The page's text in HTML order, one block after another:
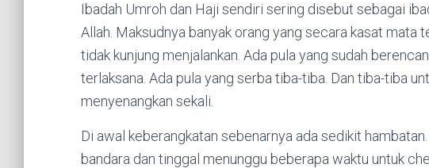
Ibadah Umroh dan Haji sendiri sering disebut sebagai
Allah. Maksudnya banyak orang yang secara kasat mata
tidak kunjung menjalankan. Ada pula yang sudah
terlaksana. Ada pula yang serba tiba-tiba. Dan tiba-tiba
menyenangkan sekali.
Di awal keberangkatan sebenarnya ada sedikit
bandara dan tinggal menunggu beberapa waktu untuk